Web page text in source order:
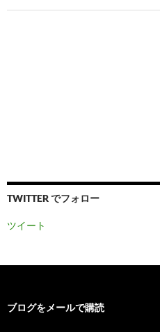
TWITTER でフォロー
ツイート
ブログをメールで購読